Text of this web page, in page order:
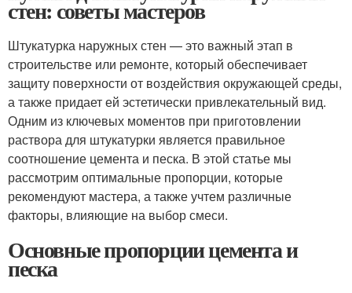
стен: советы мастеров
Штукатурка наружных стен — это важный этап в
строительстве или ремонте, который обеспечивает
защиту поверхности от воздействия окружающей среды,
а также придает ей эстетически привлекательный вид.
Одним из ключевых моментов при приготовлении
раствора для штукатурки является правильное
соотношение цемента и песка. В этой статье мы
рассмотрим оптимальные пропорции, которые
рекомендуют мастера, а также учтем различные
факторы, влияющие на выбор смеси.
Основные пропорции цемента и
песка